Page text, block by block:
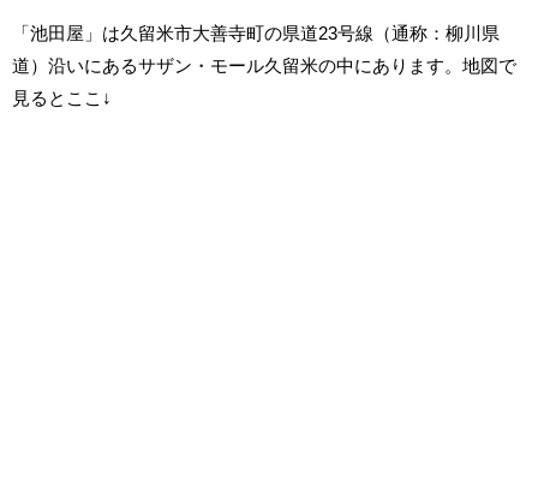
「池田屋」は久留米市大善寺町の県道23号線（通称：柳川県
道）沿いにあるサザン・モール久留米の中にあります。地図で
見るとここ↓